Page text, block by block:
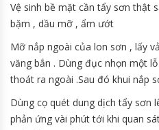
Vệ sinh bề mặt cần tẩy sơn thật
bặm , dầu mỡ , ẩm ướt
Mỡ nắp ngoài của lon sơn , lấy
văng bắn . Dùng đục nhọn một
thoát ra ngoài .Sau đó khui nắp
Dùng cọ quét dung dịch tẩy sơn
phản ứng vài phút tới khi quan